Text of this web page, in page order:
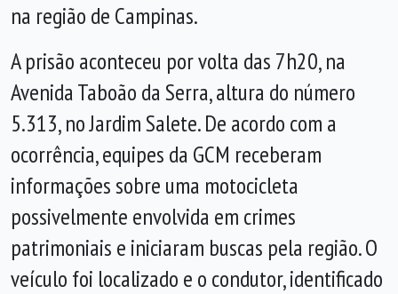
na região de Campinas.
A prisão aconteceu por volta das 7h20, na
Avenida Taboão da Serra, altura do número
5.313, no Jardim Salete. De acordo com a
ocorrência, equipes da GCM receberam
informações sobre uma motocicleta
possivelmente envolvida em crimes
patrimoniais e iniciaram buscas pela região. O
veículo foi localizado e o condutor, identificado